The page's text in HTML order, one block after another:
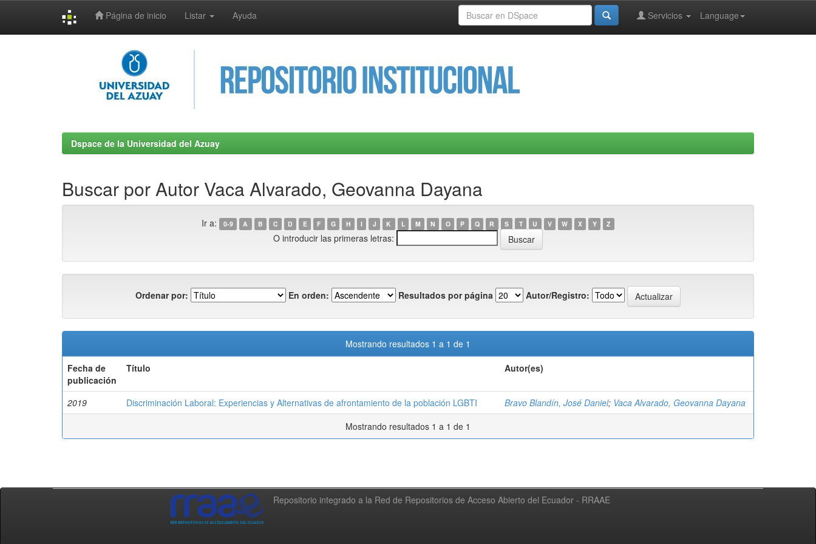
Página de inicio Listar Ayuda Language
Servicios
Dspace de la Universidad del Azuay
Buscar por Autor Vaca Alvarado, Geovanna Dayana
Ir a: 0-9 A B C D E F G H I J K L M N O P Q R S T U V W X Y Z
O introducir las primeras letras:
Ordenar por: En orden: Resultados por página Autor/Registro:
Mostrando resultados 1 a 1 de 1
Fecha de
publicación
Título Autor(es)
2019 Discriminación Laboral: Experiencias y Alternativas de afrontamiento de la población LGBTI Bravo Blandín, José Daniel; Vaca Alvarado, Geovanna Dayana
Mostrando resultados 1 a 1 de 1
Repositorio integrado a la Red de Repositorios de Acceso Abierto del Ecuador - RRAAE